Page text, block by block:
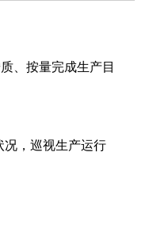
、按量完成生产目
况，巡视生产运行